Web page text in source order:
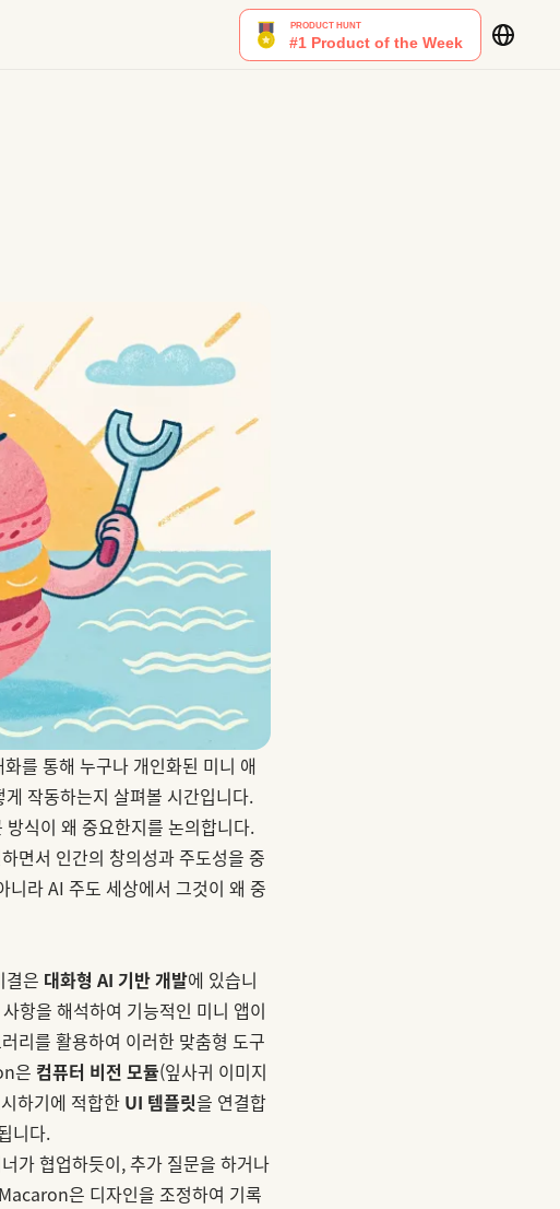
를 통해 누구나 개인화된 미니 애
작동하는지 살펴볼 시간입니다.
식이 왜 중요한지를 논의합니다.
면서 인간의 창의성과 주도성을 중
라 AI 주도 세상에서 그것이 왜 중
결은 대화형 AI 기반 개발에 있습니
항을 해석하여 기능적인 미니 앱이
리를 활용하여 이러한 맞춤형 도구
은 컴퓨터 비전 모듈(잎사귀 이미지
하기에 적합한 UI 템플릿을 연결합
니다.
가 협업하듯이, 추가 질문을 하거나
은 디자인을 조정하여 기록